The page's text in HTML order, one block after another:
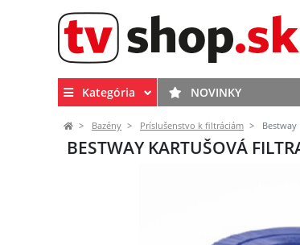
Kategória NOVINKY
Bazény Príslušenstvo k filtráciám Bestway
BESTWAY KARTUŠOVÁ